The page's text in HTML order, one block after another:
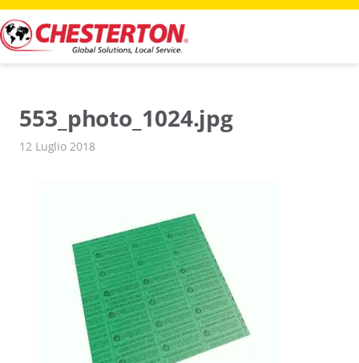
Vai
al
contenuto
553_photo_1024.jpg
12 Luglio 2018